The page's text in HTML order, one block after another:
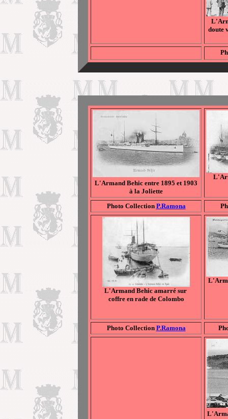
L
doute
L'Armand Behic entre 1895 et 1903
à la Joliette
Photo Collection P.Ramona
L'Armand Behic amarré sur
coffre en rade de Colombo
Photo Collection P.Ramona